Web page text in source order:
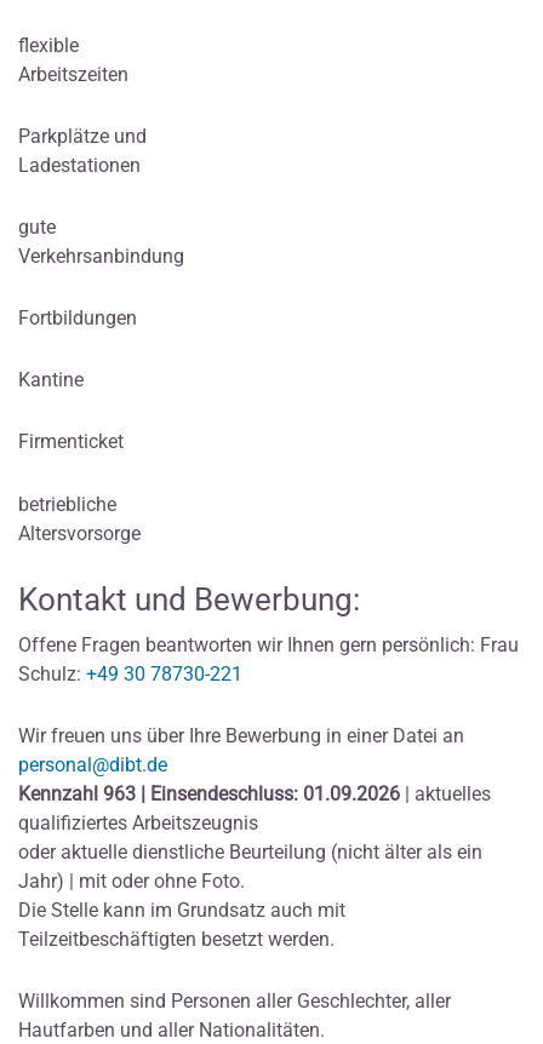
flexible
Arbeitszeiten
Parkplätze und
Ladestationen
gute
Verkehrsanbindung
Fortbildungen
Kantine
Firmenticket
betriebliche
Altersvorsorge
Kontakt und Bewerbung:
Offene Fragen beantworten wir Ihnen gern persönlich: Frau
Schulz: +49 30 78730-221
Wir freuen uns über Ihre Bewerbung in einer Datei an
personal@dibt.de
Kennzahl 963 | Einsendeschluss: 01.09.2026 | aktuelles
qualifiziertes Arbeitszeugnis
oder aktuelle dienstliche Beurteilung (nicht älter als ein
Jahr) | mit oder ohne Foto.
Die Stelle kann im Grundsatz auch mit
Teilzeitbeschäftigten besetzt werden.
Willkommen sind Personen aller Geschlechter, aller
Hautfarben und aller Nationalitäten.